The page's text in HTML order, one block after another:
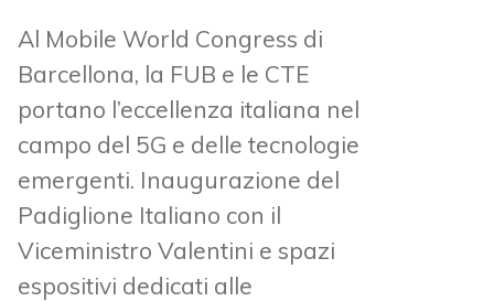
Al Mobile World Congress di
Barcellona, la FUB e le CTE
portano l’eccellenza italiana nel
campo del 5G e delle tecnologie
emergenti. Inaugurazione del
Padiglione Italiano con il
Viceministro Valentini e spazi
espositivi dedicati alle